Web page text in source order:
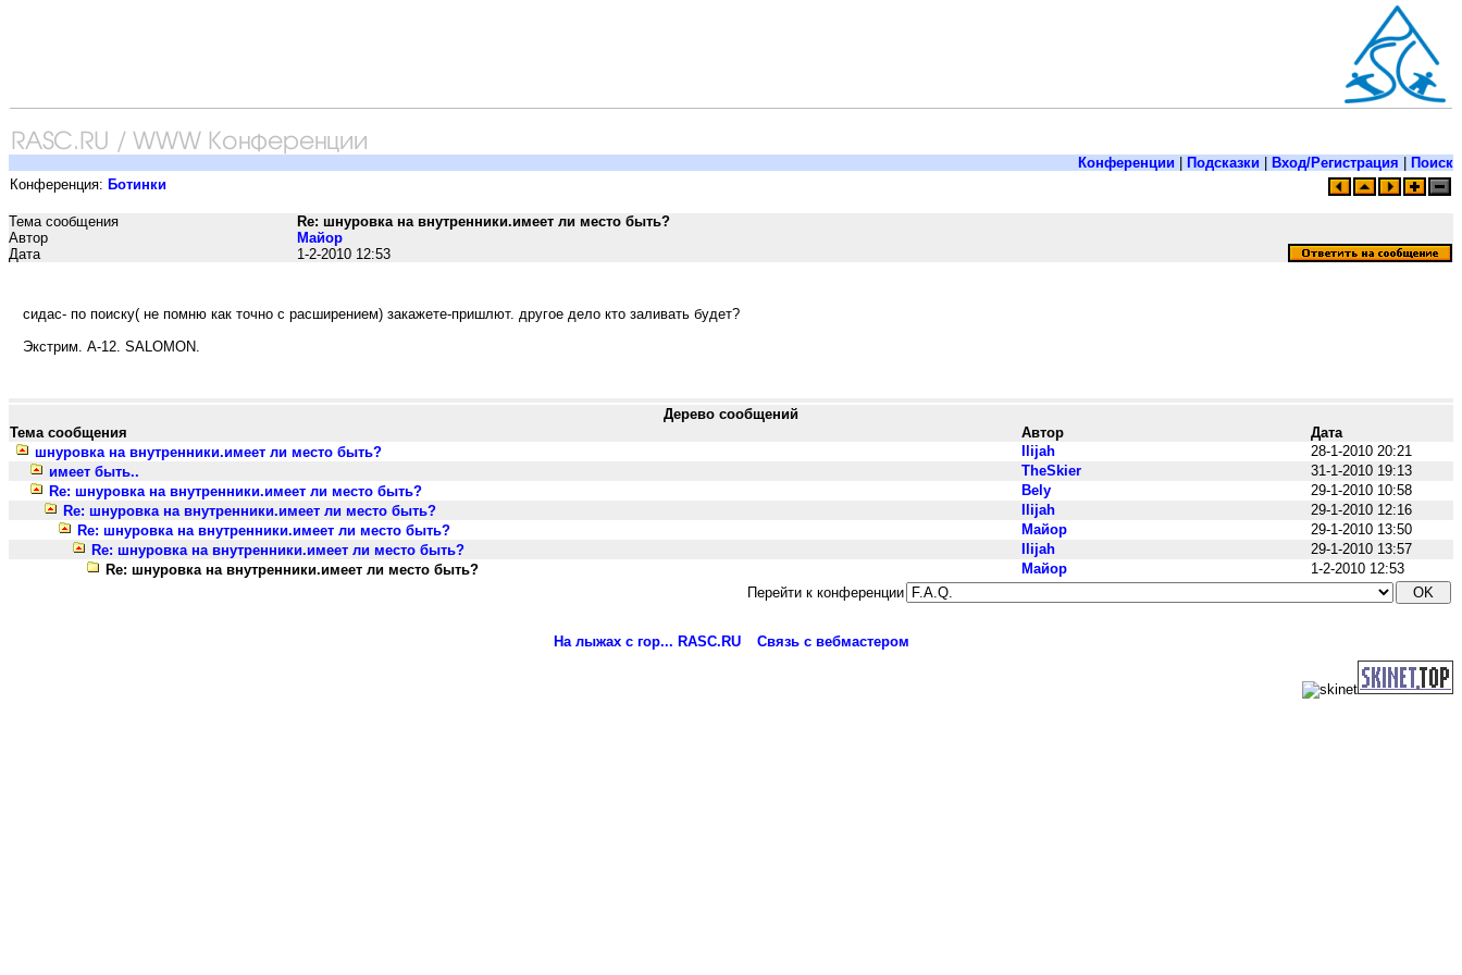
Конференции Подсказки Вход/Регистрация
Поиск
Конференция: Ботинки
Тема сообщения
Re: шнуровка на внутренники.имеет ли место быть?
Автор
Maйop
Дата
1-2-2010 12:53
сидас- по поиску( не помню как точно с расширением) закажете-пришлют. другое дело кто заливать будет?
Экстрим. А-12. SALOMON.
Дерево сообщений
Тема сообщения
Автор
Дата
шнуровка на внутренники.имеет ли место быть?
Ilijah
28-1-2010 20:21
имеет быть..
TheSkier
31-1-2010 19:13
Re: шнуровка на внутренники.имеет ли место быть?
Bely
29-1-2010 10:58
Re: шнуровка на внутренники.имеет ли место быть?
Ilijah
29-1-2010 12:16
Re: шнуровка на внутренники.имеет ли место быть?
Maйop
29-1-2010 13:50
Re: шнуровка на внутренники.имеет ли место быть?
Ilijah
29-1-2010 13:57
Re: шнуровка на внутренники.имеет ли место быть?
Maйop
1-2-2010 12:53
Перейти к конференции
На лыжах с гор... RASC.RU Связь с вебмастером